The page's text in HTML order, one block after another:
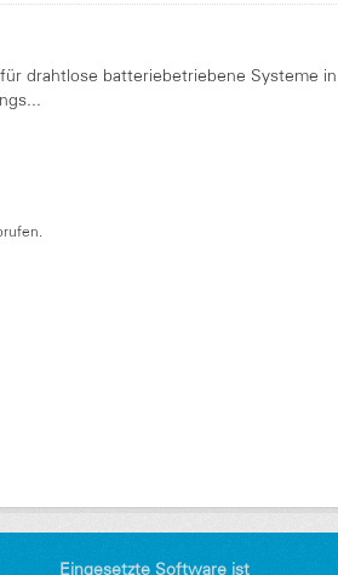
drahtlose batteriebetriebene Systeme
Eingesetzte Software ist